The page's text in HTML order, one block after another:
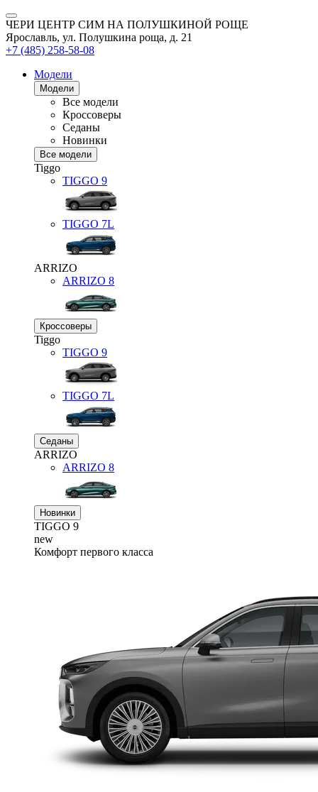
ЧЕРИ ЦЕНТР СИМ НА ПОЛУШКИНОЙ РОЩЕ
Ярославль, ул. Полушкина роща, д. 21
+7 (485) 258-58-08
Модели
Модели
Все модели
Кроссоверы
Седаны
Новинки
Все модели
Tiggo
TIGGO 9
TIGGO 7L
ARRIZO
ARRIZO 8
Кроссоверы
Tiggo
TIGGO 9
TIGGO 7L
Седаны
ARRIZO
ARRIZO 8
Новинки
TIGGO 9
new
Комфорт первого класса